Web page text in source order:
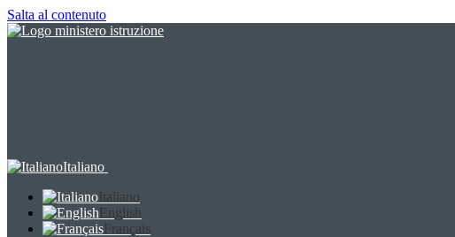
Salta al contenuto
Italiano
Italiano
English
Français